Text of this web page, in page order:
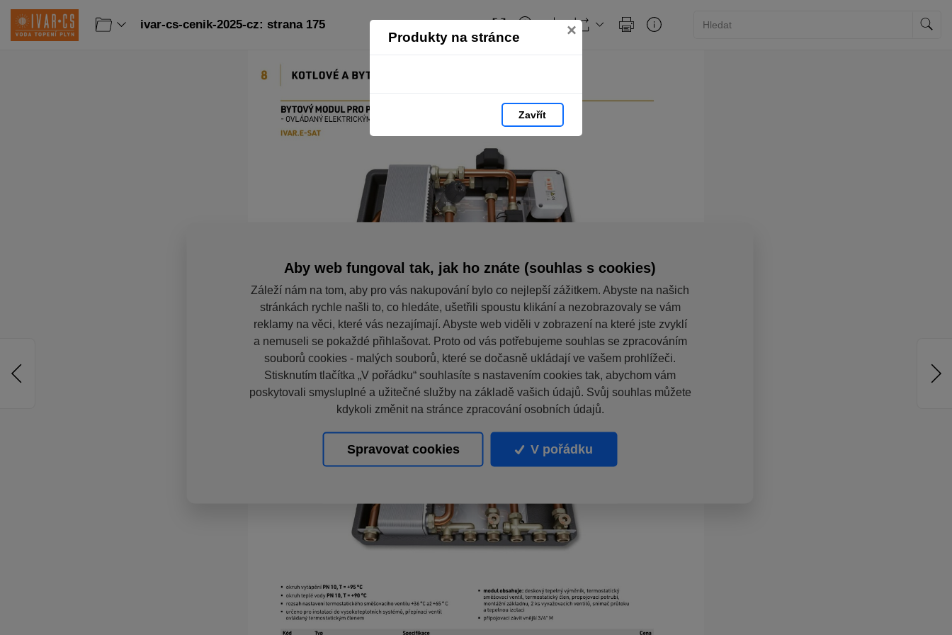
Produkty na stránce ×
Zavřít
ivar-cs-cenik-2025-cz: strana 175
Aby web fungoval tak, jak ho znáte (souhlas s cookies)
Záleží nám na tom, aby pro vás nakupování bylo co nejlepší zážitkem. Abyste na našich
stránkách rychle našli to, co hledáte, ušetřili spoustu klikání a nezobrazovaly se vám
reklamy na věci, které vás nezajímají. Abyste web viděli v zobrazení na které jste zvyklí
a nemuseli se pokaždé přihlašovat. Proto od vás potřebujeme souhlas se zpracováním
souborů cookies - malých souborů, které se dočasně ukládají ve vašem prohlížeči.
Stisknutím tlačítka „V pořádku“ souhlasíte s nastavením cookies tak, abychom vám
poskytovali smysluplné a užitečné služby na základě vašich údajů. Svůj souhlas můžete
kdykoli změnit na stránce zpracování osobních údajů.
Spravovat cookies V pořádku